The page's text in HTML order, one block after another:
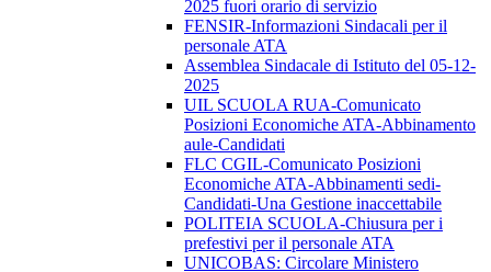
2025 fuori orario di servizio
FENSIR-Informazioni Sindacali per il
personale ATA
Assemblea Sindacale di Istituto del 05-12-
2025
UIL SCUOLA RUA-Comunicato
Posizioni Economiche ATA-Abbinamento
aule-Candidati
FLC CGIL-Comunicato Posizioni
Economiche ATA-Abbinamenti sedi-
Candidati-Una Gestione inaccettabile
POLITEIA SCUOLA-Chiusura per i
prefestivi per il personale ATA
UNICOBAS: Circolare Ministero